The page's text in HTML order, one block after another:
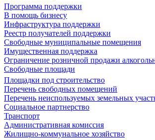
Программа поддержки
В помощь бизнесу
Инфраструктура поддержки
Реестр получателей поддержки
Свободные муниципальные помещения
Имущественная поддержка
Ограничение розничной продажи
Свободные площади
Площадки под строительство
Перечень свободных помещений
Перечень неиспользуемых земельных
Социальное партнерство
Транспорт
Административная комиссия
Жилищно-коммунальное хозяйство